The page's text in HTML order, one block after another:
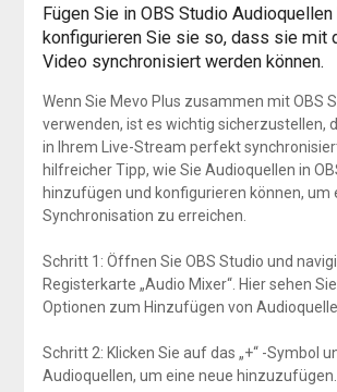
Fügen Sie in OBS Studio Audioquellen
konfigurieren Sie sie so, dass sie mit
Video synchronisiert werden können.
Wenn Sie Mevo Plus zusammen mit OBS
verwenden, ist es wichtig sicherzustellen,
in Ihrem Live-Stream perfekt
hilfreicher Tipp, wie Sie Audioquellen in
hinzufügen und konfigurieren können, um
Synchronisation zu erreichen.
Schritt 1: Öffnen Sie OBS Studio und
Registerkarte „Audio Mixer“. Hier sehen
Optionen zum Hinzufügen von
Schritt 2: Klicken Sie auf das „+“ -Symbol
Audioquellen, um eine neue